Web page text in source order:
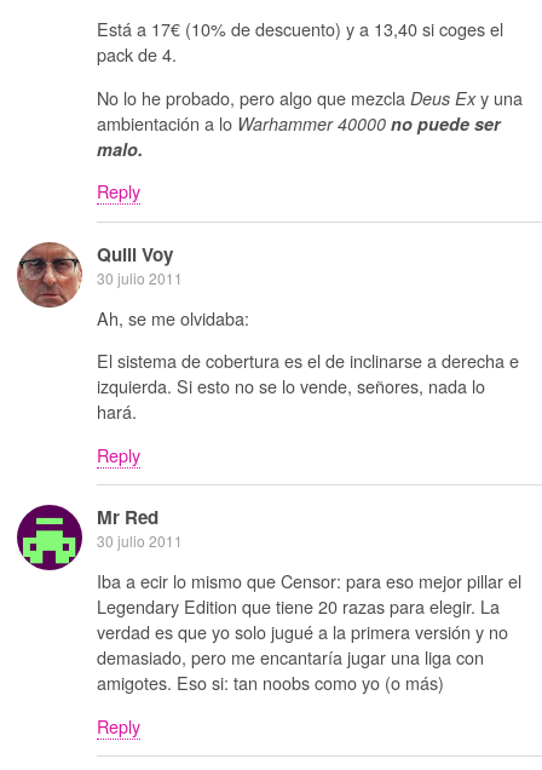
Está a 17€ (10% de descuento) y a 13,40 si coges el
pack de 4.
No lo he probado, pero algo que mezcla Deus Exy una
ambientación a lo Warhammer 40000 no puede ser
malo.
Reply
Quill Voy
30 julio 2011
Ah, se me olvidaba:
El sistema de cobertura es el de inclinarse a derecha e
izquierda. Si esto no se lo vende, señores, nada lo
hará.
Reply
Mr Red
30 julio 2011
Iba a ecir lo mismo que Censor: para eso mejor pillar el
Legendary Edition que tiene 20 razas para elegir. La
verdad es que yo solo jugué a la primera versión y no
demasiado, pero me encantaría jugar una liga con
amigotes. Eso si: tan noobs como yo (o más)
Reply